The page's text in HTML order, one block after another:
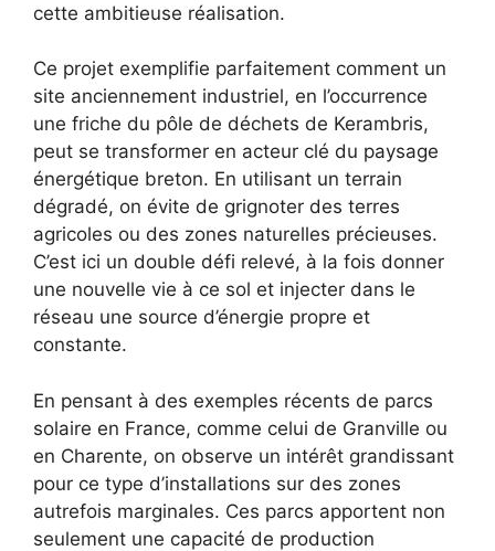
cette ambitieuse réalisation.
Ce projet exemplifie parfaitement comment un
site anciennement industriel, en l’occurrence
une friche du pôle de déchets de Kerambris,
peut se transformer en acteur clé du paysage
énergétique breton. En utilisant un terrain
dégradé, on évite de grignoter des terres
agricoles ou des zones naturelles précieuses.
C’est ici un double défi relevé, à la fois donner
une nouvelle vie à ce sol et injecter dans le
réseau une source d’énergie propre et
constante.
En pensant à des exemples récents de parcs
solaire en France, comme celui de Granville ou
en Charente, on observe un intérêt grandissant
pour ce type d’installations sur des zones
autrefois marginales. Ces parcs apportent non
seulement une capacité de production